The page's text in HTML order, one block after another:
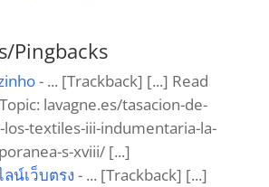
Pingbacks
- ... [Trackback] [...] Read
lavagne.es/tasacion-de-
textiles-iii-indumentaria-la-
s-xviii/ [...]
น์เว็บตรง - ... [Trackback] [...]